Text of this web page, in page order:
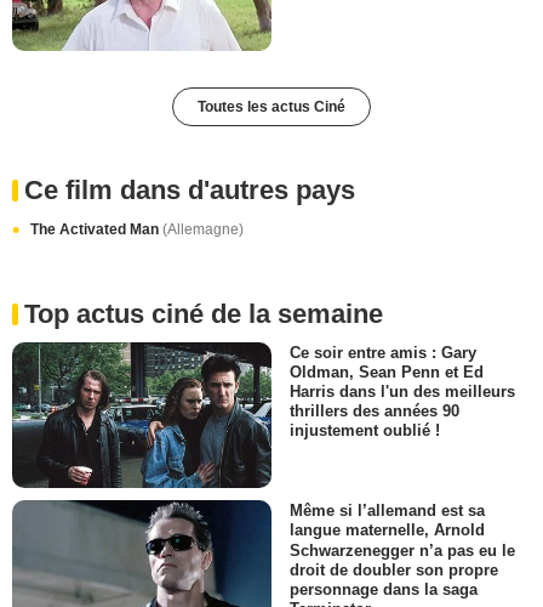
Toutes les actus Ciné
Ce film dans d'autres pays
The Activated Man (Allemagne)
Top actus ciné de la semaine
Ce soir entre amis : Gary
Oldman, Sean Penn et Ed
Harris dans l'un des meilleurs
thrillers des années 90
injustement oublié !
Même si l’allemand est sa
langue maternelle, Arnold
Schwarzenegger n’a pas eu le
droit de doubler son propre
personnage dans la saga